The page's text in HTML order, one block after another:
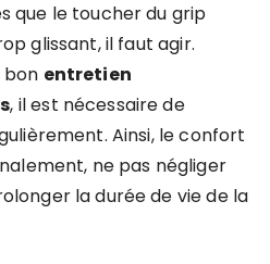
que le toucher du grip
glissant, il faut agir.
bon entretien
, il est nécessaire de
Ainsi, le confort
ne pas négliger
la durée de vie de la